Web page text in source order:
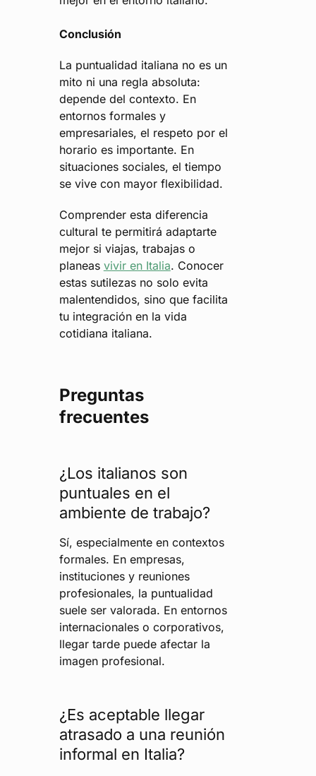
Conclusión
La puntualidad italiana no es un
mito ni una regla absoluta:
depende del contexto. En
entornos formales y
empresariales, el respeto por el
horario es importante. En
situaciones sociales, el tiempo
se vive con mayor flexibilidad.
Comprender esta diferencia
cultural te permitirá adaptarte
mejor si viajas, trabajas o
planeas vivir en Italia. Conocer
estas sutilezas no solo evita
malentendidos, sino que facilita
tu integración en la vida
cotidiana italiana.
Preguntas
frecuentes
¿Los italianos son
puntuales en el
ambiente de trabajo?
Sí, especialmente en contextos
formales. En empresas,
instituciones y reuniones
profesionales, la puntualidad
suele ser valorada. En entornos
internacionales o corporativos,
llegar tarde puede afectar la
imagen profesional.
¿Es aceptable llegar
atrasado a una reunión
informal en Italia?